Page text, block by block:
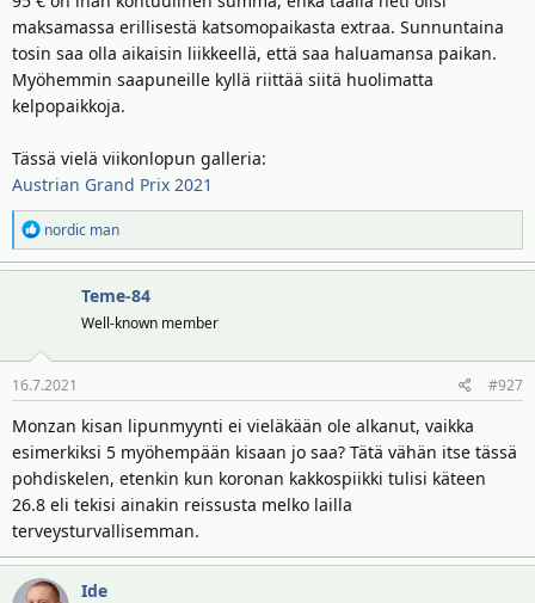
maksamassa erillisestä katsomopaikasta extraa. Sunnuntaina
tosin saa olla aikaisin liikkeellä, että saa haluamansa paikan.
Myöhemmin saapuneille kyllä riittää siitä huolimatta
kelpopaikkoja.
Tässä vielä viikonlopun galleria:
Austrian Grand Prix 2021
R
e
a
o
t
nordic man
Teme-84
Well-known member
16.7.2021 #927
Monzan kisan lipunmyynti ei vieläkään ole alkanut, vaikka
esimerkiksi 5 myöhempään kisaan jo saa? Tätä vähän itse tässä
pohdiskelen, etenkin kun koronan kakkospiikki tulisi käteen
26.8 eli tekisi ainakin reissusta melko lailla
terveysturvallisemman.
Ide